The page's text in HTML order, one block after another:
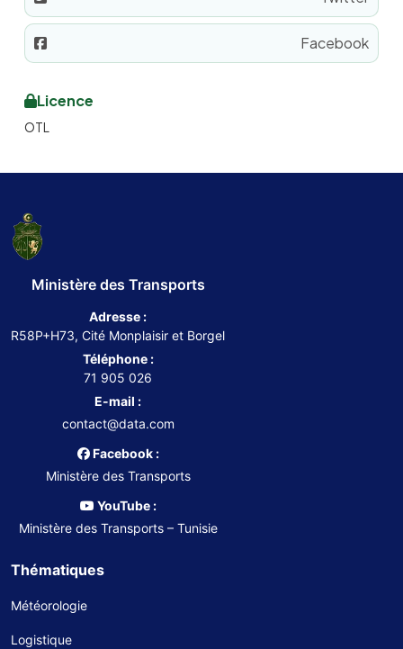
Facebook
Licence
OTL
Ministère des Transports
Adresse :
R58P+H73, Cité Monplaisir et Borgel
Téléphone :
71 905 026
E-mail :
contact@data.com
Facebook :
Ministère des Transports
YouTube :
Ministère des Transports – Tunisie
Thématiques
Météorologie
Logistique